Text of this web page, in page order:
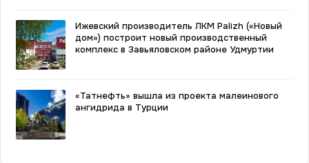
Ижевский производитель ЛКМ Palizh («Новый
дом») построит новый производственный
комплекс в Завьяловском районе Удмуртии
«Татнефть» вышла из проекта малеинового
ангидрида в Турции